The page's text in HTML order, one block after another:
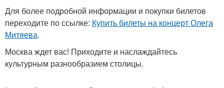
Для более подробной информации и покупки билетов
переходите по ссылке: Купить билеты на концерт Олега
Митяева.
Москва ждет вас! Приходите и наслаждайтесь
культурным разнообразием столицы.